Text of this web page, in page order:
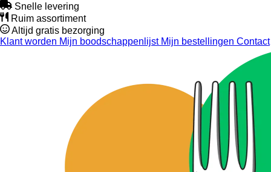
Snelle levering
Ruim assortiment
Altijd gratis bezorging
Klant worden Mijn boodschappenlijstMijn bestellingen Contact